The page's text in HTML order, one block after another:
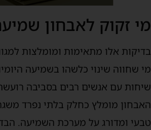
מי זקוק לאבחון
בדיקות אלו מתאימות ומומלצות
מי שחווה שינוי כלשהו בשמיעה
שיחות עם אנשים רבים בסביבה
האבחון מומלץ כחלק בלתי נפרד
טבעי ומדורג על מערכת השמיעה.